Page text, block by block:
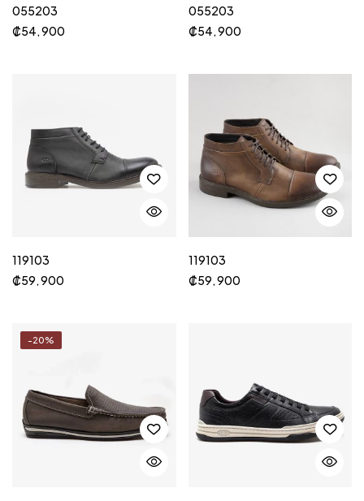
055203
₡54, 900
055203
₡54, 900
119103
₡59, 900
119103
₡59, 900
-20%